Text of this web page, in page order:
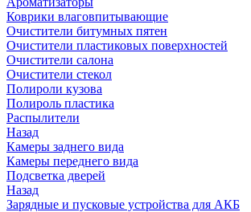
Коврики влаговпитывающие
Очистители битумных пятен
Очистители пластиковых поверхностей
Очистители салона
Очистители стекол
Полироли кузова
Полироль пластика
Распылители
Назад
Камеры заднего вида
Камеры переднего вида
Подсветка дверей
Назад
Зарядные и пусковые устройства для АКБ